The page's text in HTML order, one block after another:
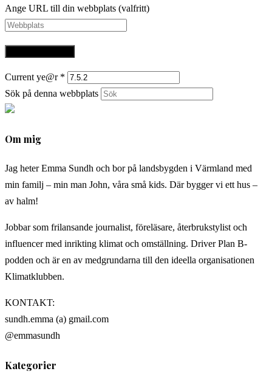
Ange URL till din webbplats (valfritt)
Current ye@r *
Sök på denna webbplats
Om mig
Jag heter Emma Sundh och bor på landsbygden i Värmland med
min familj – min man John, våra små kids. Där bygger vi ett hus –
av halm!
Jobbar som frilansande journalist, föreläsare, återbrukstylist och
influencer med inrikting klimat och omställning. Driver Plan B-
podden och är en av medgrundarna till den ideella organisationen
Klimatklubben.
KONTAKT:
sundh.emma (a) gmail.com
@emmasundh
Kategorier